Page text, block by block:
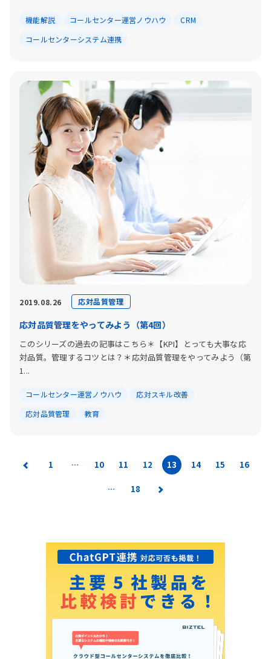
機能解説 コールセンター運営ノウハウ
CRM
コールセンターシステム連携
2019.08.26 応対品質管理
応対品質管理をやってみよう（第4回）
このシリーズの過去の記事はこちら＊【KPI】とっても大事な応
対品質。管理するコツとは？＊応対品質管理をやってみよう（第
1...
コールセンター運営ノウハウ
応対スキル改善
応対品質管理
教育
1 … 10 11 12 13 14 15 16
… 18